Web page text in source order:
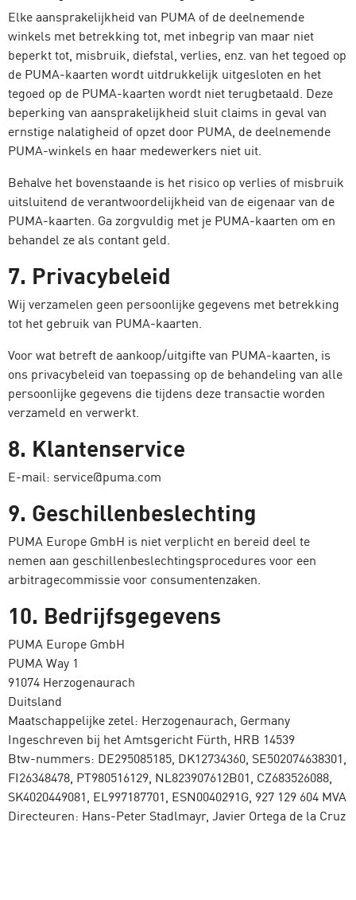
Elke aansprakelijkheid van PUMA of de deelnemende
winkels met betrekking tot, met inbegrip van maar niet
beperkt tot, misbruik, diefstal, verlies, enz. van het tegoed op
de PUMA-kaarten wordt uitdrukkelijk uitgesloten en het
tegoed op de PUMA-kaarten wordt niet terugbetaald. Deze
beperking van aansprakelijkheid sluit claims in geval van
ernstige nalatigheid of opzet door PUMA, de deelnemende
PUMA-winkels en haar medewerkers niet uit.
Behalve het bovenstaande is het risico op verlies of misbruik
uitsluitend de verantwoordelijkheid van de eigenaar van de
PUMA-kaarten. Ga zorgvuldig met je PUMA-kaarten om en
behandel ze als contant geld.
7. Privacybeleid
Wij verzamelen geen persoonlijke gegevens met betrekking
tot het gebruik van PUMA-kaarten.
Voor wat betreft de aankoop/uitgifte van PUMA-kaarten, is
ons privacybeleid van toepassing op de behandeling van alle
persoonlijke gegevens die tijdens deze transactie worden
verzameld en verwerkt.
8. Klantenservice
E-mail: service@puma.com
9. Geschillenbeslechting
PUMA Europe GmbH is niet verplicht en bereid deel te
nemen aan geschillenbeslechtingsprocedures voor een
arbitragecommissie voor consumentenzaken.
10. Bedrijfsgegevens
PUMA Europe GmbH
PUMA Way 1
91074 Herzogenaurach
Duitsland
Maatschappelijke zetel: Herzogenaurach, Germany
Ingeschreven bij het Amtsgericht Fürth, HRB 14539
Btw-nummers: DE295085185, DK12734360, SE502074638301,
FI26348478, PT980516129, NL823907612B01, CZ683526088,
SK4020449081, EL997187701, ESN0040291G, 927 129 604 MVA
Directeuren: Hans-Peter Stadlmayr, Javier Ortega de la Cruz